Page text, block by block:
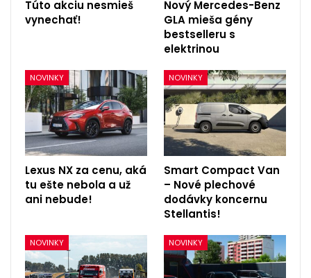
Túto akciu nesmieš
vynechať!
Nový Mercedes-Benz
GLA mieša gény
bestselleru s
elektrinou
NOVINKY
Lexus NX za cenu, aká
tu ešte nebola a už
ani nebude!
NOVINKY
Smart Compact Van
– Nové plechové
dodávky koncernu
Stellantis!
NOVINKY NOVINKY